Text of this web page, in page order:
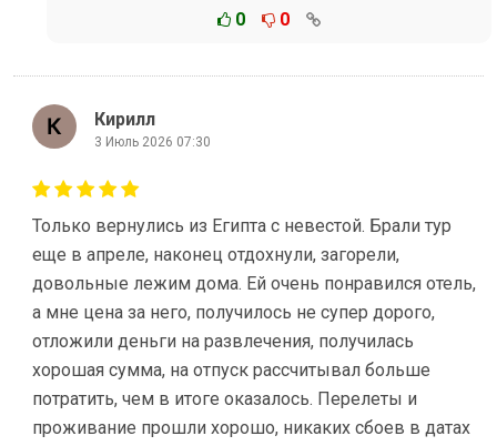
0 0
Кирилл
3 Июль 2026 07:30
Только вернулись из Египта с невестой. Брали тур
еще в апреле, наконец отдохнули, загорели,
довольные лежим дома. Ей очень понравился отель,
а мне цена за него, получилось не супер дорого,
отложили деньги на развлечения, получилась
хорошая сумма, на отпуск рассчитывал больше
потратить, чем в итоге оказалось. Перелеты и
проживание прошли хорошо, никаких сбоев в датах